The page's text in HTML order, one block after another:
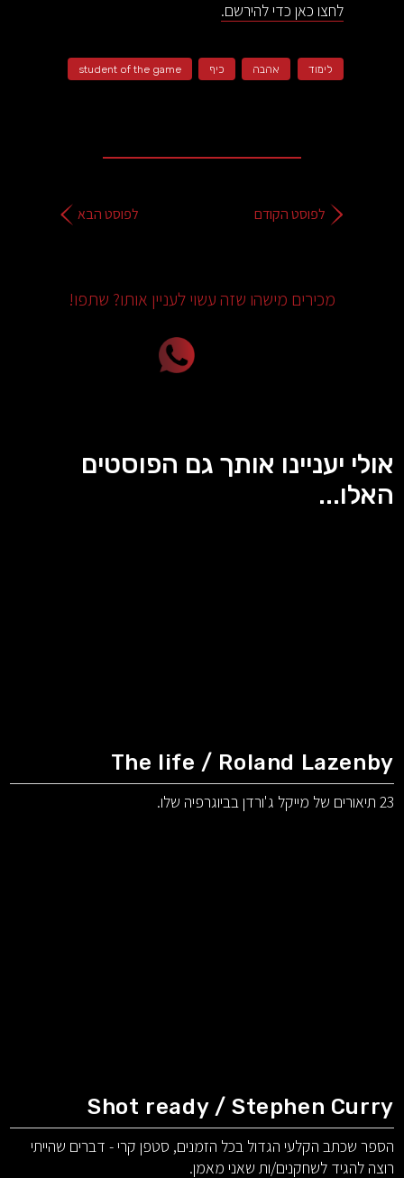
לחצו כאן כדי להירשם.
לימוד אהבה כיף student of the game
לפוסט הקודם לפוסט הבא
מכירים מישהו שזה עשוי לעניין אותו? שתפו!
אולי יעניינו אותך גם הפוסטים
האלו...
The life / Roland Lazenby
23 תיאורים של מייקל ג'ורדן בביוגרפיה שלו.
Shot ready / Stephen Curry
הספר שכתב הקלעי הגדול בכל הזמנים, סטפן קרי - דברים שהייתי
רוצה להגיד לשחקנים/ות שאני מאמן.